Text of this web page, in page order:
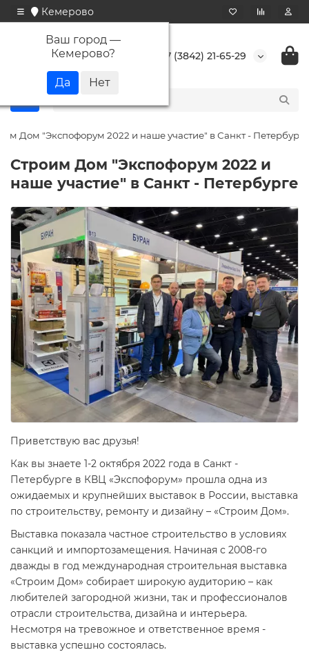
Кемерово
Ваш город —
Кемерово? +7 (3842) 21-65-29
Дом "Экспофорум 2022 и наше участие" в Санкт - Петербурге
Строим Дом "Экспофорум 2022 и
наше участие" в Санкт - Петербурге
Приветствую вас друзья!
Как вы знаете 1-2 октября 2022 года в Санкт -
Петербурге в КВЦ «Экспофорум» прошла одна из
ожидаемых и крупнейших выставок в России, выставка
по строительству, ремонту и дизайну – «Строим Дом».
Выставка показала частное строительство в условиях
санкций и импортозамещения. Начиная с 2008-го
дважды в год международная строительная выставка
«Строим Дом» собирает широкую аудиторию – как
любителей загородной жизни, так и профессионалов
отрасли строительства, дизайна и интерьера.
Несмотря на тревожное и ответственное время -
выставка успешно состоялась.